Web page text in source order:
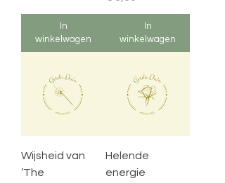
In
winkelwagen
In
winkelwagen
Wijsheid van
‘The
Helende
energie